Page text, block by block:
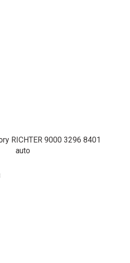
RICHTER 9000 3296 8401
auto